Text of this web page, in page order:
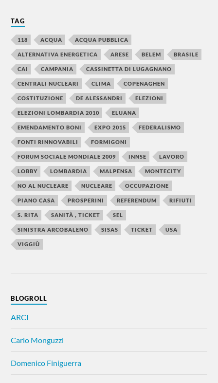
TAG
118 ACQUA ACQUA PUBBLICA
ALTERNATIVA ENERGETICA ARESE BELEM BRASILE
CAI CAMPANIA CASSINETTA DI LUGAGNANO
CENTRALI NUCLEARI CLIMA COPENAGHEN
COSTITUZIONE DE ALESSANDRI ELEZIONI
ELEZIONI LOMBARDIA 2010 ELUANA
EMENDAMENTO BONI EXPO 2015 FEDERALISMO
FONTI RINNOVABILI FORMIGONI
FORUM SOCIALE MONDIALE 2009 INNSE LAVORO
LOBBY LOMBARDIA MALPENSA MONTECITY
NO AL NUCLEARE NUCLEARE OCCUPAZIONE
PIANO CASA PROSPERINI REFERENDUM RIFIUTI
S. RITA SANITÀ , TICKET SEL
SINISTRA ARCOBALENO SISAS TICKET USA
VIGGIÙ
BLOGROLL
ARCI
Carlo Monguzzi
Domenico Finiguerra